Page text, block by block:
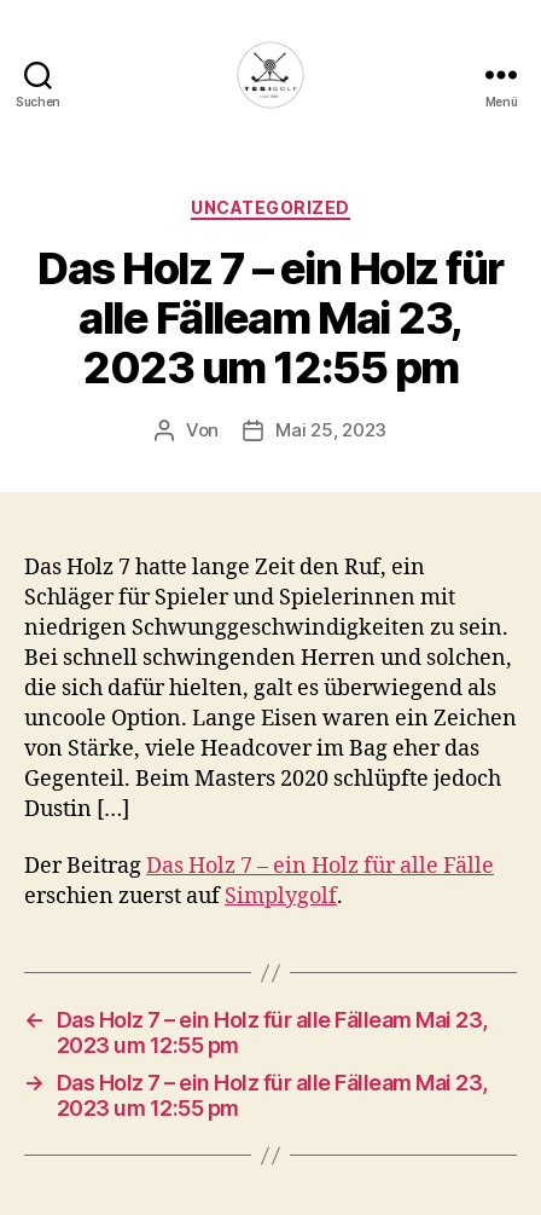
Suchen
Deine
Plattform
für
Golfbegeisterte!
Menü
Kategorien
UNCATEGORIZED
Das Holz 7 – ein Holz für
alle Fälleam Mai 23,
2023 um 12:55 pm
Beitragsautor
Von Veröffentlichungsdatum
Mai 25, 2023
Das Holz 7 hatte lange Zeit den Ruf, ein
Schläger für Spieler und Spielerinnen mit
niedrigen Schwunggeschwindigkeiten zu sein.
Bei schnell schwingenden Herren und solchen,
die sich dafür hielten, galt es überwiegend als
uncoole Option. Lange Eisen waren ein Zeichen
von Stärke, viele Headcover im Bag eher das
Gegenteil. Beim Masters 2020 schlüpfte jedoch
Dustin […]
Der BeitragDas Holz 7 – ein Holz für alle Fälle
erschien zuerst aufSimplygolf.
←
Das Holz 7 – ein Holz für alle Fälleam Mai 23,
2023 um 12:55 pm
→
Das Holz 7 – ein Holz für alle Fälleam Mai 23,
2023 um 12:55 pm